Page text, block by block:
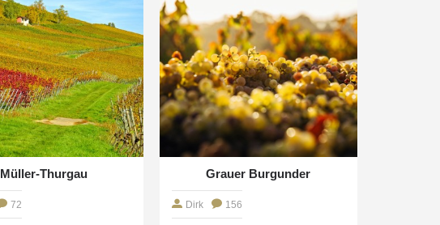
Müller-Thurgau
72
Grauer Burgunder
Dirk 156